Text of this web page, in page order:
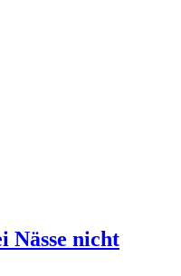
Nässe nicht